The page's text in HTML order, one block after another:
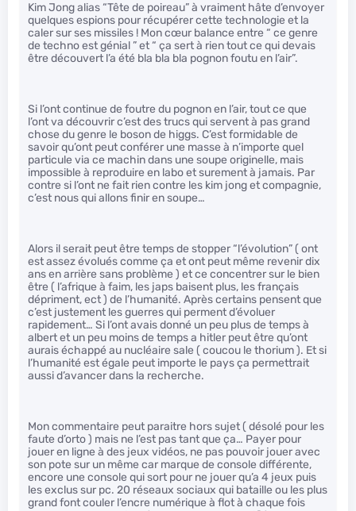
Kim Jong alias “Tête de poireau” à vraiment hâte d’envoyer
quelques espions pour récupérer cette technologie et la
caler sur ses missiles ! Mon cœur balance entre “ ce genre
de techno est génial ” et “ ça sert à rien tout ce qui devais
être découvert l’a été bla bla bla pognon foutu en l’air”.
Si l’ont continue de foutre du pognon en l’air, tout ce que
l’ont va découvrir c’est des trucs qui servent à pas grand
chose du genre le boson de higgs. C’est formidable de
savoir qu’ont peut conférer une masse à n’importe quel
particule via ce machin dans une soupe originelle, mais
impossible à reproduire en labo et surement à jamais. Par
contre si l’ont ne fait rien contre les kim jong et compagnie,
c’est nous qui allons finir en soupe…
Alors il serait peut être temps de stopper “l’évolution” ( ont
est assez évolués comme ça et ont peut même revenir dix
ans en arrière sans problème ) et ce concentrer sur le bien
être ( l’afrique à faim, les japs baisent plus, les français
dépriment, ect ) de l’humanité. Après certains pensent que
c’est justement les guerres qui perment d’évoluer
rapidement… Si l’ont avais donné un peu plus de temps à
albert et un peu moins de temps a hitler peut être qu’ont
aurais échappé au nucléaire sale ( coucou le thorium ). Et si
l’humanité est égale peut importe le pays ça permettrait
aussi d’avancer dans la recherche.
Mon commentaire peut paraitre hors sujet ( désolé pour les
faute d’orto ) mais ne l’est pas tant que ça… Payer pour
jouer en ligne à des jeux vidéos, ne pas pouvoir jouer avec
son pote sur un même car marque de console différente,
encore une console qui sort pour ne jouer qu’a 4 jeux puis
les exclus sur pc. 20 réseaux sociaux qui bataille ou les plus
grand font couler l’encre numérique à flot à chaque fois